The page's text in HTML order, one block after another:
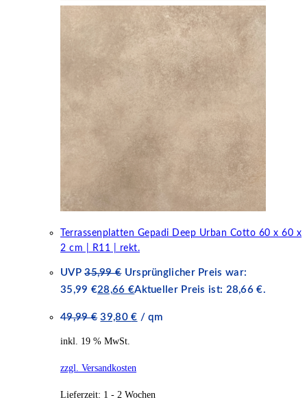
Terrassenplatten Gepadi Deep Urban Cotto 60 x 60 x
2 cm | R11 | rekt.
UVP 35,99€ Ursprünglicher Preis war:
35,99 €28,66 €Aktueller Preis ist: 28,66 €.
49,99€ 39,80€ /qm
inkl. 19 % MwSt.
zzgl. Versandkosten
Lieferzeit: 1 - 2 Wochen